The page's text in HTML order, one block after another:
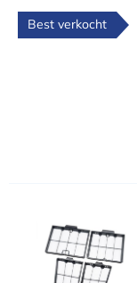
Best verkocht
Dolphin